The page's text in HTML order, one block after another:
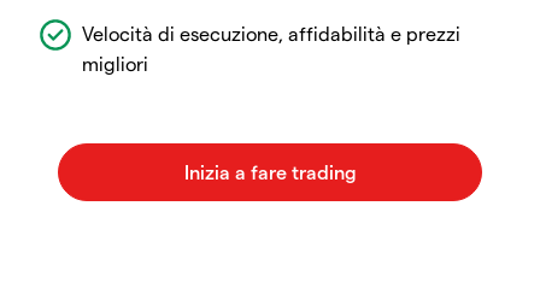
Velocità di esecuzione, affidabilità e prezzi
migliori